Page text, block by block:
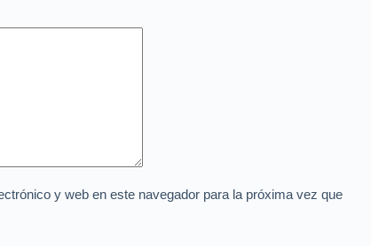
y web en este navegador para la próxima vez que